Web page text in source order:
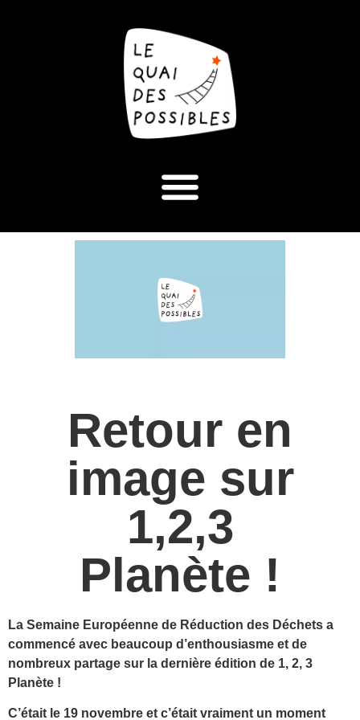
Retour en
image sur
1,2,3
Planète !
La Semaine Européenne de Réduction des Déchets a
commencé avec beaucoup d’enthousiasme et de
nombreux partage sur la dernière édition de 1, 2, 3
Planète !
C’était le 19 novembre et c’était vraiment un moment